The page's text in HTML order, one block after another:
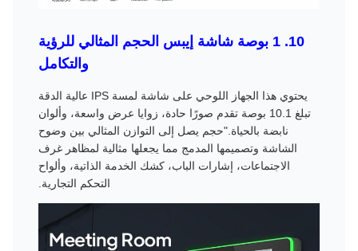
10. 1 بوصة شاشة إيبس الحجم المثالي للرؤية
والتكامل
يحتوي هذا الجهاز اللوحي على شاشة لمسة IPS عالية الدقة
تبلغ 10.1 بوصة تقدم صورًا حادة، زوايا عرض واسعة، وألوان
نابضة بالحياة."حجم يصل إلى التوازن المثالي بين وضوح
الشاشة وتصميمها المدمج مما يجعلها مثالية لمظاهر غرف
الاجتماعات، إشارات الباب، كشك الخدمة الذاتية، وألواح
التحكم التجارية.